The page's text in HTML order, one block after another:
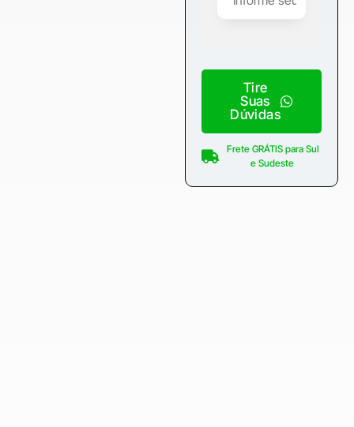
Tire
Suas
Dúvidas
Frete GRÁTIS para Sul
e Sudeste